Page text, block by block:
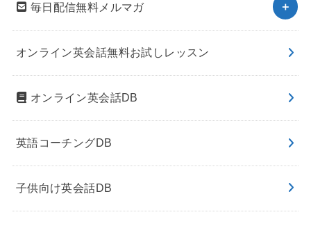
毎日配信無料メルマガ
オンライン英会話無料お試しレッスン
オンライン英会話DB
英語コーチングDB
子供向け英会話DB